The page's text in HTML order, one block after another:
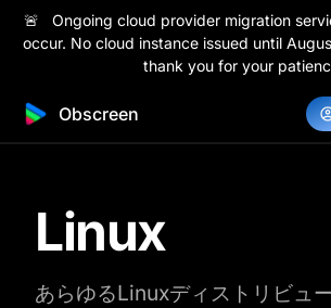
🚨 Ongoing cloud provider migration
occur. No cloud instance issued until
thank you for your
Obscreen
Linux
あらゆるLinuxディストリビュ